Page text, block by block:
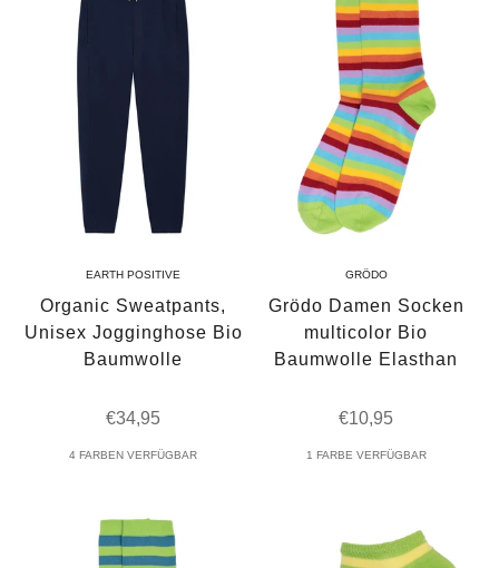
EARTH POSITIVE
Organic Sweatpants,
Unisex Jogginghose Bio
Baumwolle
Angebot
€34,95
4 FARBEN VERFÜGBAR
GRÖDO
Grödo Damen Socken
multicolor Bio
Baumwolle Elasthan
Angebot
€10,95
1 FARBE VERFÜGBAR